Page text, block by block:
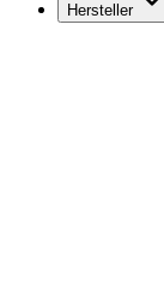
Hersteller